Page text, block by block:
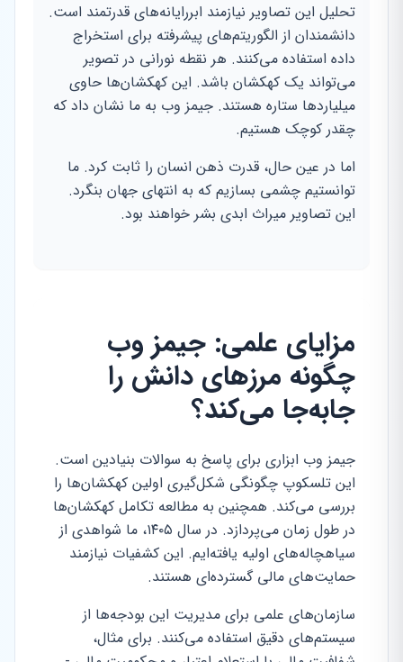
تحلیل این تصاویر نیازمند ابررایانه‌های قدرتمند است.
دانشمندان از الگوریتم‌های پیشرفته برای استخراج
داده استفاده می‌کنند. هر نقطه نورانی در تصویر
می‌تواند یک کهکشان باشد. این کهکشان‌ها حاوی
میلیاردها ستاره هستند. جیمز وب به ما نشان داد که
چقدر کوچک هستیم.
اما در عین حال، قدرت ذهن انسان را ثابت کرد. ما
توانستیم چشمی بسازیم که به انتهای جهان بنگرد.
این تصاویر میراث ابدی بشر خواهند بود.
مزایای علمی: جیمز وب
چگونه مرزهای دانش را
جابه‌جا می‌کند؟
جیمز وب ابزاری برای پاسخ به سوالات بنیادین است.
این تلسکوپ چگونگی شکل‌گیری اولین کهکشان‌ها را
بررسی می‌کند. همچنین به مطالعه تکامل کهکشان‌ها
در طول زمان می‌پردازد. در سال ۱۴۰۵، ما شواهدی از
سیاهچاله‌های اولیه یافته‌ایم. این کشفیات نیازمند
حمایت‌های مالی گسترده‌ای هستند.
سازمان‌های علمی برای مدیریت این بودجه‌ها از
سیستم‌های دقیق استفاده می‌کنند. برای مثال،